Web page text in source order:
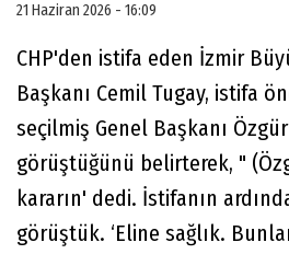
21 Haziran 2026 - 16:09
CHP'den istifa eden İzmir
Başkanı Cemil Tugay, istifa
seçilmiş Genel Başkanı
görüştüğünü belirterek, "
kararın' dedi. İstifanın
görüştük. ‘Eline sağlık.